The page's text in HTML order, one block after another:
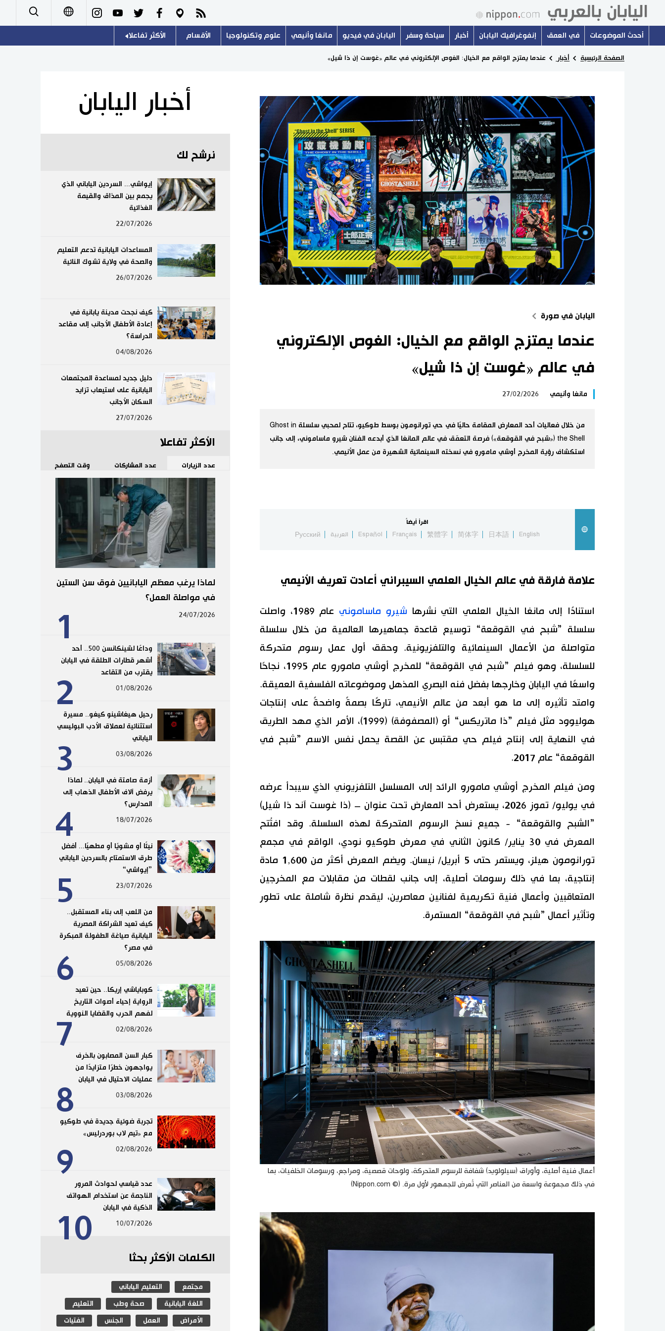
Русский
أحدث الموضوعات في العمق إنفوغرافيك اليابان أخبار سياحة وسفر اليابان في فيديو مانغا وأنيمي علوم وتكنولوجيا الأقسام
تجارب وآراء
سياسة
اقتصاد
مجتمع
ثقافة
طوكيو
الأكثر تفاعلا
هو وهي
المطبخ الياباني
الصفحة الرئيسية أخبار عندما يمتزج الواقع مع الخيال: الغوص الإلكتروني في عالم «غوست إن ذا شيل»
اليابان في صورة
عندما يمتزج الواقع مع الخيال: الغوص الإلكتروني
في عالم «غوست إن ذا شيل»
مانغا وأنيمي 27/02/2026
من خلال فعاليات أحد المعارض المقامة حاليًا في حي تورانومون بوسط طوكيو، تتاح لمحبي سلسلة Ghost in
the Shell («شبح في القوقعة») فرصة التعمّق في عالم المانغا الذي أبدعه الفنان شيرو ماساموني، إلى جانب
استكشاف رؤية المخرج أوشي مامورو في نسخته السينمائية الشهيرة من عمل الأنيمي.
اقرأ أيضاً
English
日本語
简体字
繁體字
Français
Español العربية Русский
علامة فارقة في عالم الخيال العلمي السيبراني أعادت تعريف الأنيمي
استنادًا إلى مانغا الخيال العلمي التي نشرها شيرو ماساموني
عام 1989، واصلت
سلسلة ”شبح في القوقعة“ توسيع قاعدة جماهيرها العالمية من خلال سلسلة
متواصلة من الأعمال السينمائية والتلفزيونية. وحقق أول عمل رسوم متحركة
للسلسلة، وهو فيلم ”شبح في القوقعة“ للمخرج أوشي مامورو عام 1995، نجاحًا
واسعًا في اليابان وخارجها بفضل فنه البصري المذهل وموضوعاته الفلسفية العميقة.
وامتد تأثيره إلى ما هو أبعد من عالم الأنيمي، تاركًا بصمةً واضحةً على إنتاجات
هوليوود مثل فيلم ”ذا ماتريكس“ أو (المصفوفة) (1999)، الأمر الذي مهد الطريق
في النهاية إلى إنتاج فيلم حي مقتبس عن القصة يحمل نفس الاسم ”شبح في
القوقعة“ عام 2017.
ومن فيلم المخرج أوشي مامورو الرائد إلى المسلسل التلفزيوني الذي سيبدأ عرضه
في يوليو/ تموز 2026، يستعرض أحد المعارض تحت عنوان – (ذا غوست آند ذا شيل)
”الشبح والقوقعة“ - جميع نسخ الرسوم المتحركة لهذه السلسلة. وقد افتُتح
المعرض في 30 يناير/ كانون الثاني في معرض طوكيو نودي، الواقع في مجمع
تورانومون هيلز، ويستمر حتى 5 أبريل/ نيسان. ويضم المعرض أكثر من 1,600 مادة
إنتاجية، بما في ذلك رسومات أصلية، إلى جانب لقطات من مقابلات مع المخرجين
المتعاقبين وأعمال فنية تكريمية لفنانين معاصرين، ليقدم نظرة شاملة على تطور
وتأثير أعمال ”شبح في القوقعة“ المستمرة.
أعمال فنية أصلية، وأوراق (سيلولويد) شفافة للرسوم المتحركة، ولوحات قصصية، ومراجع، ورسومات الخلفيات، بما
في ذلك مجموعة واسعة من العناصر التي تُعرض للجمهور لأول مرة. (© Nippon.com)
أخبار اليابان
نرشح لك
إيواشي... السردين الياباني الذي
يجمع بين المذاق والقيمة
الغذائية
22/07/2026
المساعدات اليابانية تدعم التعليم
والصحة في ولاية تشوك النائية
26/07/2026
كيف نجحت مدينة يابانية في
إعادة الأطفال الأجانب إلى مقاعد
الدراسة؟
04/08/2026
دليل جديد لمساعدة المجتمعات
اليابانية على استيعاب تزايد
السكان الأجانب
27/07/2026
الأكثر تفاعلا
عدد الزيارات عدد المشاركات وقت التصفح
1
لماذا يرغب معظم اليابانيين فوق سن الستين
في مواصلة العمل؟
24/07/2026
2
وداعًا لشينكانسن 500.. أحد
أشهر قطارات الطلقة في اليابان
يقترب من التقاعد
01/08/2026
3
رحيل هيغاشينو كيغو.. مسيرة
استثنائية لعملاق الأدب البوليسي
الياباني
03/08/2026
4
أزمة صامتة في اليابان.. لماذا
يرفض آلاف الأطفال الذهاب إلى
المدارس؟
18/07/2026
5
نيئًا أو مشويًا أو مطهيًا... أفضل
طرق الاستمتاع بالسردين الياباني
”إيواشي“
23/07/2026
6
من اللعب إلى بناء المستقبل..
كيف تعيد الشراكة المصرية
اليابانية صياغة الطفولة المبكرة
في مصر؟
05/08/2026
7
كوباياشي إريكا.. حين تعيد
الرواية إحياء أصوات التاريخ
لفهم الحرب والقضايا النووية
02/08/2026
8
كبار السن المصابون بالخرف
يواجهون خطرًا متزايدًا من
عمليات الاحتيال في اليابان
03/08/2026
9
تجربة ضوئية جديدة في طوكيو
مع «تيم لاب بوردرليس»
02/08/2026
10
عدد قياسي لحوادث المرور
الناجمة عن استخدام الهواتف
الذكية في اليابان
10/07/2026
الكلمات الأكثر بحثا
مجتمع التعليم الياباني
اللغة اليابانية صحة وطب التعليم
الأمراض العمل الجنس الفتيات